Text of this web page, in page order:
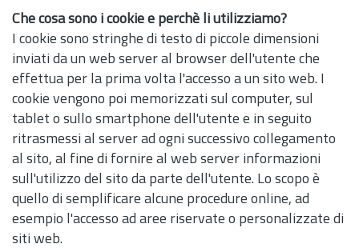
Che cosa sono i cookie e perchè li utilizziamo?
I cookie sono stringhe di testo di piccole dimensioni
inviati da un web server al browser dell'utente che
effettua per la prima volta l'accesso a un sito web. I
cookie vengono poi memorizzati sul computer, sul
tablet o sullo smartphone dell'utente e in seguito
ritrasmessi al server ad ogni successivo collegamento
al sito, al fine di fornire al web server informazioni
sull'utilizzo del sito da parte dell'utente. Lo scopo è
quello di semplificare alcune procedure online, ad
esempio l'accesso ad aree riservate o personalizzate di
siti web.